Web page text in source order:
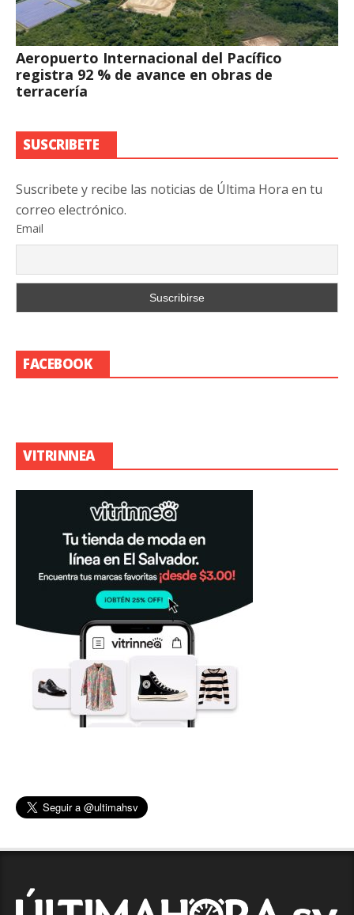
Aeropuerto Internacional del Pacífico
registra 92 % de avance en obras de
terracería
SUSCRIBETE
Suscribete y recibe las noticias de Última Hora en tu
correo electrónico.
Email
FACEBOOK
VITRINNEA